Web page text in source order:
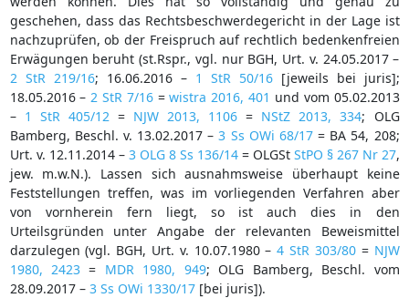
geschehen, dass das Rechtsbeschwerdegericht in der Lage ist
nachzuprüfen, ob der Freispruch auf rechtlich bedenkenfreien
Erwägungen beruht (st.Rspr., vgl. nur BGH, Urt. v. 24.05.2017 –
2 StR 219/16; 16.06.2016 – 1 StR 50/16[jeweils bei juris];
18.05.2016 – 2 StR 7/16=wistra 2016, 401 und vom 05.02.2013
– 1 StR 405/12 = NJW 2013, 1106 = NStZ 2013, 334; OLG
Bamberg, Beschl. v. 13.02.2017 –3 Ss OWi 68/17= BA 54, 208;
Urt. v. 12.11.2014 – 3 OLG 8 Ss 136/14= OLGSt StPO § 267 Nr 27,
jew. m.w.N.). Lassen sich ausnahmsweise überhaupt keine
Feststellungen treffen, was im vorliegenden Verfahren aber
von vornherein fern liegt, so ist auch dies in den
Urteilsgründen unter Angabe der relevanten Beweismittel
darzulegen (vgl. BGH, Urt. v. 10.07.1980 –4 StR 303/80= NJW
1980, 2423= MDR 1980, 949; OLG Bamberg, Beschl. vom
28.09.2017 – 3 Ss OWi 1330/17[bei juris]).